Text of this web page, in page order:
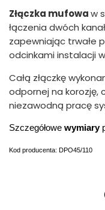
Złączka mufowaw
łączenia dwóch
zapewniając trwałe
odcinkami instalacji
Całą złączkę
odpornej na korozję,
niezawodną pracę
Szczegółowe wymiary
Kod producenta: DPO45/110